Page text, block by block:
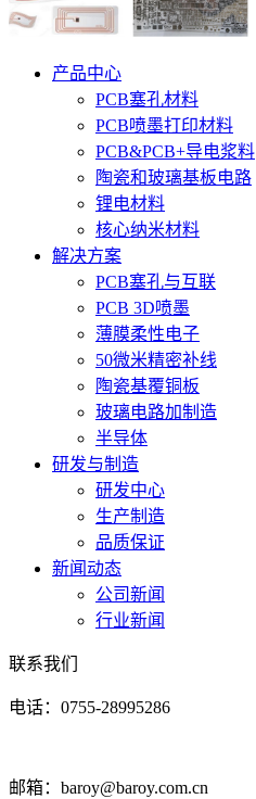
产品中心
PCB塞孔材料
PCB喷墨打印材料
PCB&PCB+导电浆料
陶瓷和玻璃基板电路
锂电材料
核心纳米材料
解决方案
PCB塞孔与互联
PCB 3D喷墨
薄膜柔性电子
50微米精密补线
陶瓷基覆铜板
玻璃电路加制造
半导体
研发与制造
研发中心
生产制造
品质保证
新闻动态
公司新闻
行业新闻
联系我们
电话：0755-28995286
邮箱：baroy@baroy.com.cn